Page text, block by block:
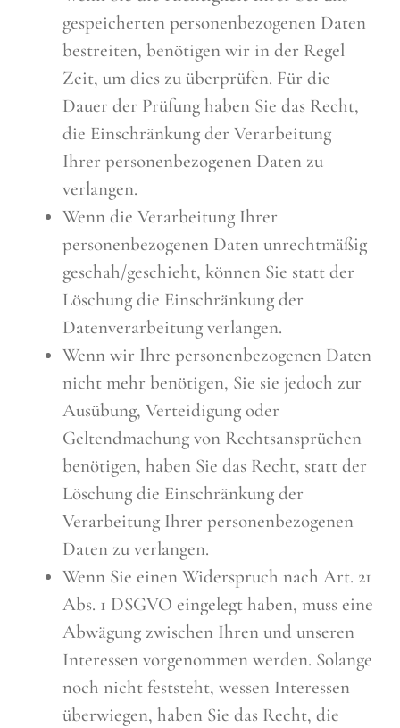
gespeicherten personenbezogenen Daten
bestreiten, benötigen wir in der Regel
Zeit, um dies zu überprüfen. Für die
Dauer der Prüfung haben Sie das Recht,
die Einschränkung der Verarbeitung
Ihrer personenbezogenen Daten zu
verlangen.
Wenn die Verarbeitung Ihrer
personenbezogenen Daten unrechtmäßig
geschah/geschieht, können Sie statt der
Löschung die Einschränkung der
Datenverarbeitung verlangen.
Wenn wir Ihre personenbezogenen Daten
nicht mehr benötigen, Sie sie jedoch zur
Ausübung, Verteidigung oder
Geltendmachung von Rechtsansprüchen
benötigen, haben Sie das Recht, statt der
Löschung die Einschränkung der
Verarbeitung Ihrer personenbezogenen
Daten zu verlangen.
Wenn Sie einen Widerspruch nach Art. 21
Abs. 1 DSGVO eingelegt haben, muss eine
Abwägung zwischen Ihren und unseren
Interessen vorgenommen werden. Solange
noch nicht feststeht, wessen Interessen
überwiegen, haben Sie das Recht, die